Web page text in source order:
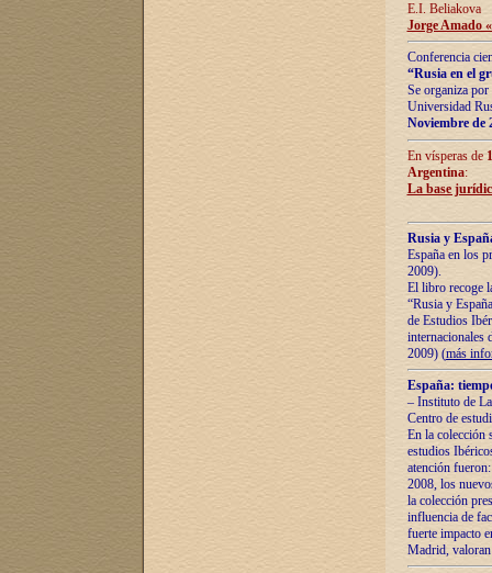
E.I. Beliakova
Jorge Amado
Conferencia
“Rusia en el
Se organiza
Universidad
Noviembre de
En vísperas de
Argentina:
La base
Rusia y
España en los
2009).
El libro recoge
“Rusia y
de Estudios
internacionales
2009) (más
España:
– Instituto de
Centro de
En la colección
estudios
atención
2008, los
la colección
influencia de
fuerte impacto
Madrid,